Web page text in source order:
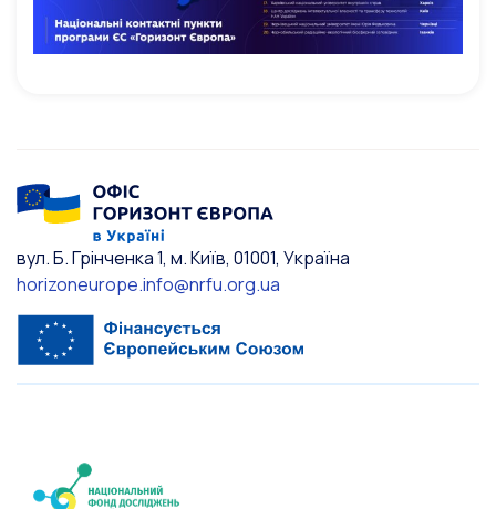
вул. Б. Грінченка 1, м. Київ, 01001, Україна
horizoneurope.info@nrfu.org.ua